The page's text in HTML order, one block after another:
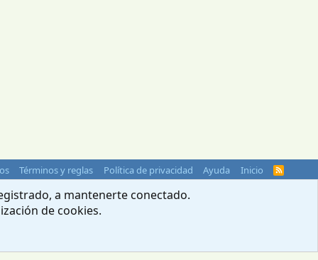
Términos y reglas Política de privacidad Ayuda Inicio
R
S
a mantenerte conectado.
de cookies.